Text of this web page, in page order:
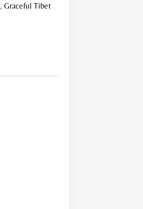
,Graceful Tibet